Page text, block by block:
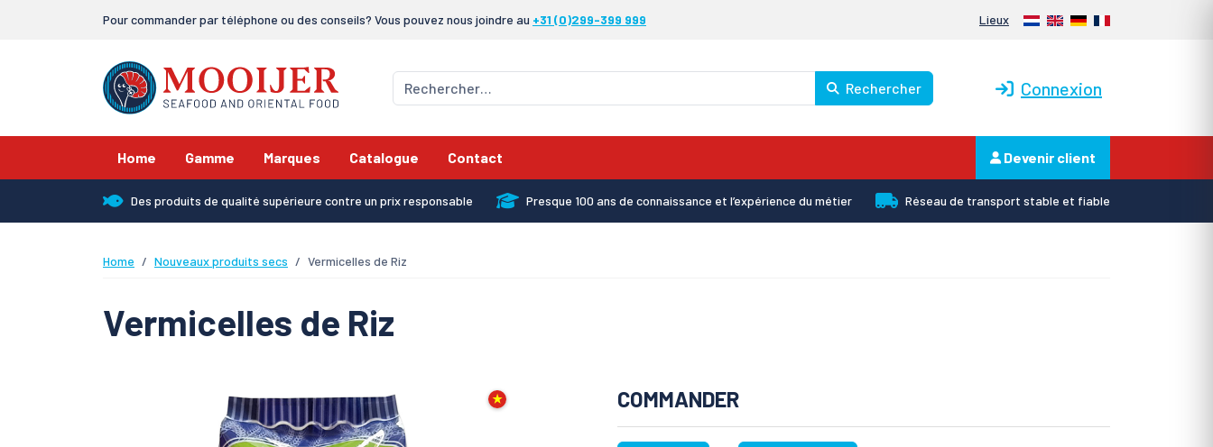
Pour commander par téléphone ou des conseils? Vous pouvez nous joindre au +31 (0)299-399 999 Lieux Nederlands
EnglishDeutschFrançais
Rechercher Connexion
Home Gamme Marques Catalogue Contact Devenir client
Des produits de qualité supérieure contre un prix responsable Presque 100 ans de connaissance et l’expérience du métier Réseau de transport stable et fiable
Home Nouveaux produits secs Vermicelles de Riz
Vermicelles de Riz
COMMANDER